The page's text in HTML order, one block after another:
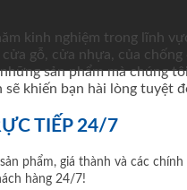
kinh nghiệm trong lĩnh
gỗ, cửa nhựa, của chống
sản phẩm mà chúng
sẽ khiến bạn hài lòng tuyệt
TIẾP 24/7
phẩm, giá thành và các chính
hàng 24/7!